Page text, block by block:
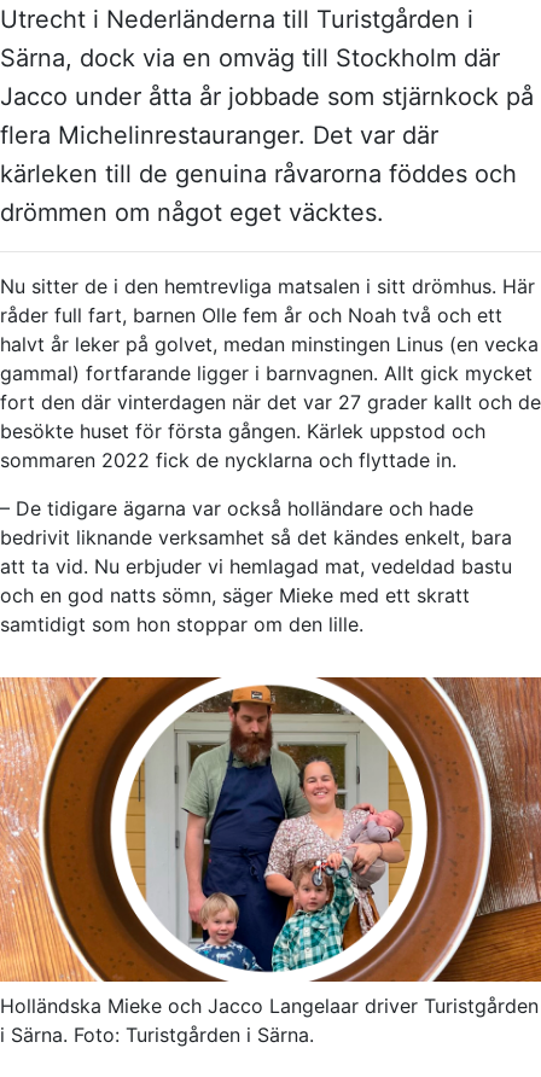
Utrecht i Nederländerna till Turistgården i
Särna, dock via en omväg till Stockholm där
Jacco under åtta år jobbade som stjärnkock på
flera Michelinrestauranger. Det var där
kärleken till de genuina råvarorna föddes och
drömmen om något eget väcktes.
Nu sitter de i den hemtrevliga matsalen i sitt drömhus. Här
råder full fart, barnen Olle fem år och Noah två och ett
halvt år leker på golvet, medan minstingen Linus (en vecka
gammal) fortfarande ligger i barnvagnen. Allt gick mycket
fort den där vinterdagen när det var 27 grader kallt och de
besökte huset för första gången. Kärlek uppstod och
sommaren 2022 fick de nycklarna och flyttade in.
– De tidigare ägarna var också holländare och hade
bedrivit liknande verksamhet så det kändes enkelt, bara
att ta vid. Nu erbjuder vi hemlagad mat, vedeldad bastu
och en god natts sömn, säger Mieke med ett skratt
samtidigt som hon stoppar om den lille.
Holländska Mieke och Jacco Langelaar driver Turistgården
i Särna. Foto: Turistgården i Särna.